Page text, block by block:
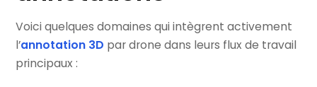
Voici quelques domaines qui intègrent activement
l’annotation 3D par drone dans leurs flux de travail
principaux :